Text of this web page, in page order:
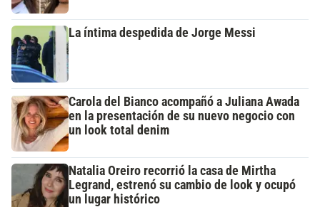
La íntima despedida de Jorge Messi
Carola del Bianco acompañó a Juliana Awada
en la presentación de su nuevo negocio con
un look total denim
Natalia Oreiro recorrió la casa de Mirtha
Legrand, estrenó su cambio de look y ocupó
un lugar histórico